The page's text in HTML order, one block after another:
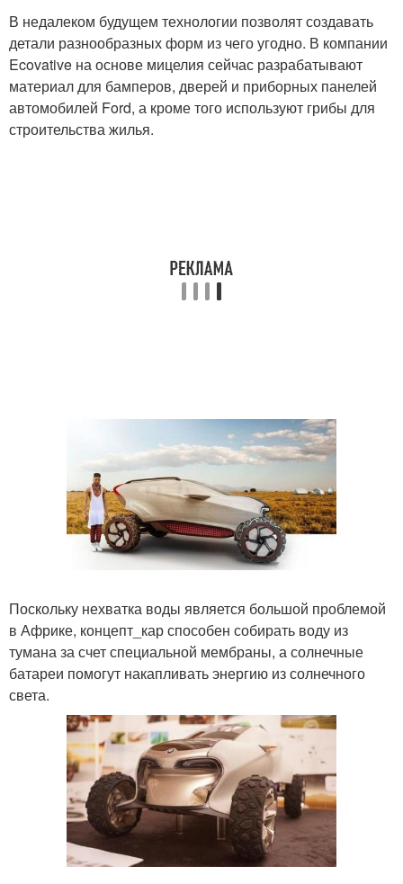
В недалеком будущем технологии позволят создавать
детали разнообразных форм из чего угодно. В компании
Ecovative на основе мицелия сейчас разрабатывают
материал для бамперов, дверей и приборных панелей
автомобилей Ford, а кроме того используют грибы для
строительства жилья.
Поскольку нехватка воды является большой проблемой
в Африке, концепт_кар способен собирать воду из
тумана за счет специальной мембраны, а солнечные
батареи помогут накапливать энергию из солнечного
света.